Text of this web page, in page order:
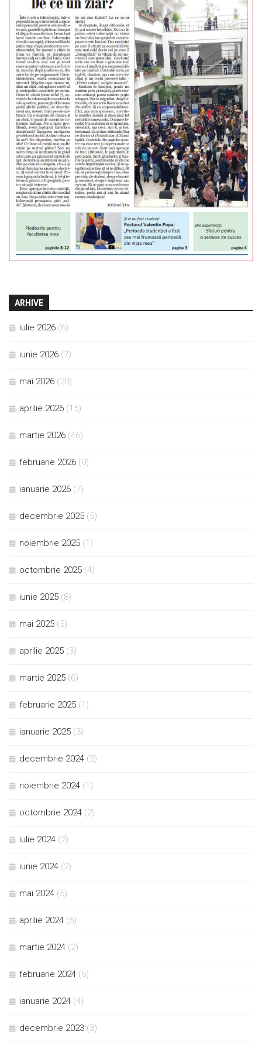
ARHIVE
iulie 2026 (6)
iunie 2026 (7)
mai 2026 (20)
aprilie 2026 (15)
martie 2026 (46)
februarie 2026 (9)
ianuarie 2026 (7)
decembrie 2025 (5)
noiembrie 2025 (1)
octombrie 2025 (4)
iunie 2025 (8)
mai 2025 (5)
aprilie 2025 (3)
martie 2025 (6)
februarie 2025 (1)
ianuarie 2025 (3)
decembrie 2024 (2)
noiembrie 2024 (1)
octombrie 2024 (2)
iulie 2024 (2)
iunie 2024 (2)
mai 2024 (5)
aprilie 2024 (6)
martie 2024 (2)
februarie 2024 (5)
ianuarie 2024 (4)
decembrie 2023 (3)